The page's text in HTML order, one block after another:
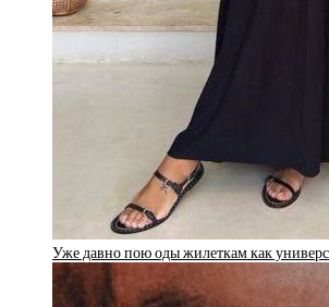
Уже давно пою оды жилеткам как